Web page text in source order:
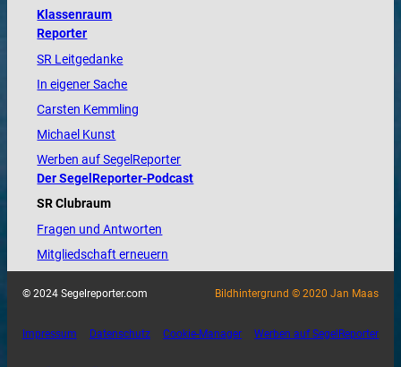
Klassenraum
Reporter
SR Leitgedanke
In eigener Sache
Carsten Kemmling
Michael Kunst
Werben auf SegelReporter
Der SegelReporter-Podcast
SR Clubraum
Fragen und Antworten
Mitgliedschaft erneuern
© 2024 Segelreporter.com Bildhintergrund © 2020 Jan Maas
Impressum Datenschutz Cookie-Manager Werben auf SegelReporter